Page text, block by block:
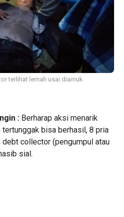
terlihat lemah usai diamuk
: Berharap aksi menarik
bisa berhasil, 8 pria
debt collector (pengumpul atau
sial.